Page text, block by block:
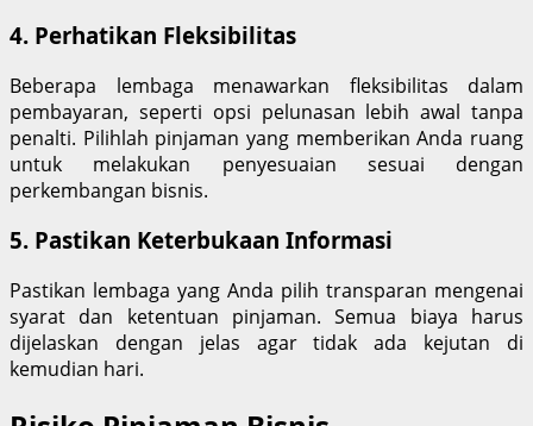
4. Perhatikan Fleksibilitas
Beberapa lembaga menawarkan fleksibilitas dalam
pembayaran, seperti opsi pelunasan lebih awal tanpa
penalti. Pilihlah pinjaman yang memberikan Anda ruang
untuk melakukan penyesuaian sesuai dengan
perkembangan bisnis.
5. Pastikan Keterbukaan Informasi
Pastikan lembaga yang Anda pilih transparan mengenai
syarat dan ketentuan pinjaman. Semua biaya harus
dijelaskan dengan jelas agar tidak ada kejutan di
kemudian hari.